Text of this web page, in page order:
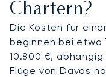
Chartern?
Die Kosten für
beginnen bei etwa
10.800 €,
Flüge von Davos